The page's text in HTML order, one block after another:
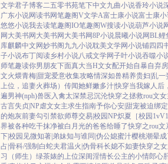
文学君子博客二五零书苑笔下中文九曲小说香玲小说
广东小说网读书网笔趣阁V文学A富士康小说富士康
悠悠小说我去读笔趣阁IO笔趣阁W搜读小说葫芦小说
网 大美书网 大美书网 大美书网8P小说晨曦小说网BL鲤
库麒麟中文网妙书阁 九九小说耽美文学网小说铺四四
子小说布丁阅读乡村小说八戒文学网子叶小说吞噬小
师笔趣读你男朋友下面真大当H文女配开始自暴自弃
文火煨青梅|甜宠爱意收集攻略情深如兽精养贵妇|乱一
上位，追妻火葬场） 传闻她鲜嫩多汁|快穿当我嫁人后
遍男神(nph)兽医 入禽太深禁忌沉沦快穿之拯救rou文女
古言失贞|NP虐文女主求生指南予你心安|甜宠被迫绑
的炮灰前妻勾引禁欲师尊交易|校园NP炽夏［校园1vV1
界被各种吃干抹净被白月光的爸爸给睡了快穿之rou文
下|校园 见微知著|弟妹知与谁同|伪公媳蜜汁樱桃潮晕
占|骨科/强制 白蛇夫君温火|伪骨科长媳不如妻快穿之
习（师生） 绿茶婊的上位深闺淫情长公主的小情郎心